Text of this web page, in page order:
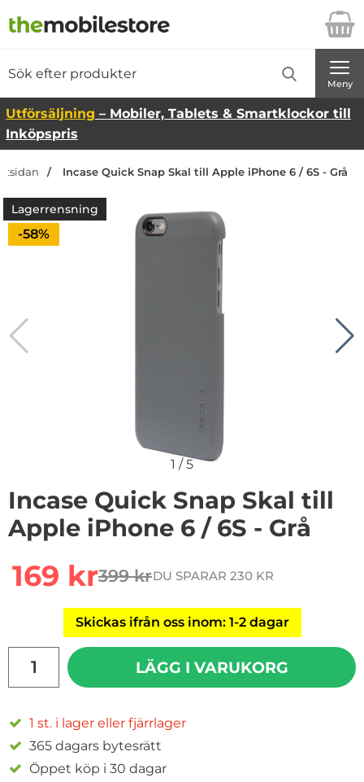
Startsidan för Danira Telecom AB
Meny
Utförsäljning – Mobiler, Tablets & Smartklockor till
Inköpspris
Incase Quick Snap Skal till Apple iPhone 6 / 6S - Grå
Lagerrensning
Priset är nedsatt med
-58%
1 /5
Incase Quick Snap Skal till
Apple iPhone 6 / 6S - Grå
rea pris
169 krtidigare pris
399 krDU SPARAR 230 KR
Skickas ifrån oss inom: 1-2 dagar
LÄGG I VARUKORG
1 st. i lager eller fjärrlager
365 dagars bytesrätt
Öppet köp i 30 dagar